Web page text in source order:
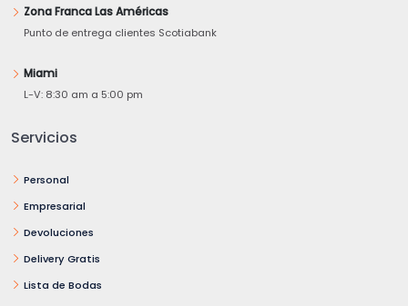
Zona Franca Las Américas
Punto de entrega clientes Scotiabank
Miami
L-V: 8:30 am a 5:00 pm
Servicios
Personal
Empresarial
Devoluciones
Delivery Gratis
Lista de Bodas